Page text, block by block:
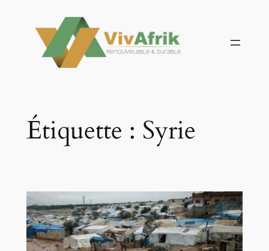
contenu
Étiquette : Syrie